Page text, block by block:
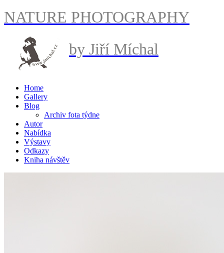
NATURE PHOTOGRAPHY
by Jiří Míchal
Home
Gallery
Blog
Archiv fota týdne
Autor
Nabídka
Výstavy
Odkazy
Kniha návštěv